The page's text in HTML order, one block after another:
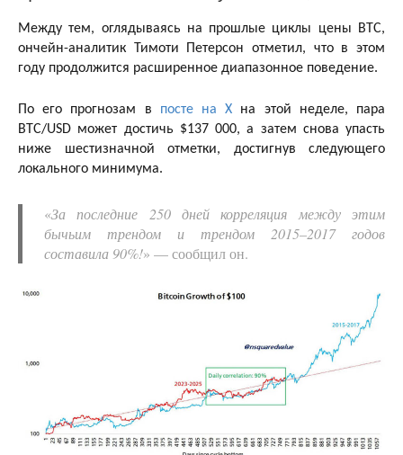
Между тем, оглядываясь на прошлые циклы цены BTC,
ончейн-аналитик Тимоти Петерсон отметил, что в этом
году продолжится расширенное диапазонное поведение.
По его прогнозам в посте на X на этой неделе, пара
BTC/USD может достичь $137 000, а затем снова упасть
ниже шестизначной отметки, достигнув следующего
локального минимума.
«За последние 250 дней корреляция между этим
бычьим трендом и трендом 2015–2017 годов
составила 90%!» — сообщил он.